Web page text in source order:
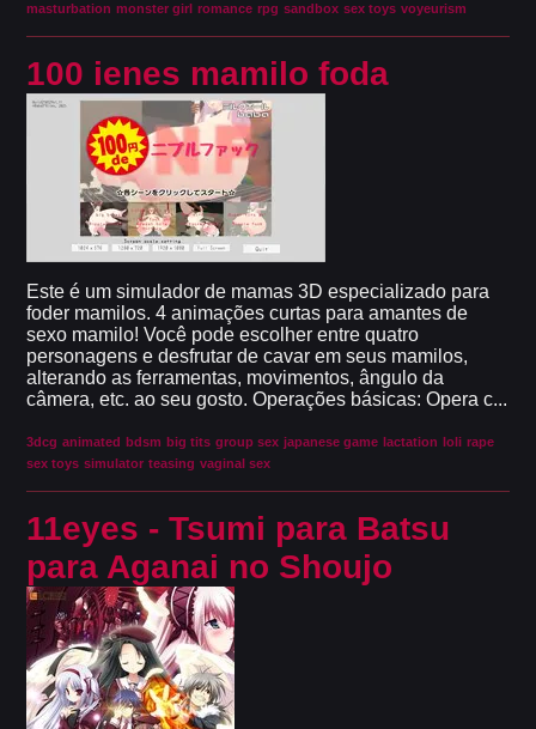
masturbation monster girl romance rpg sandbox sex toys voyeurism
100 ienes mamilo foda
Este é um simulador de mamas 3D especializado para
foder mamilos. 4 animações curtas para amantes de
sexo mamilo! Você pode escolher entre quatro
personagens e desfrutar de cavar em seus mamilos,
alterando as ferramentas, movimentos, ângulo da
câmera, etc. ao seu gosto. Operações básicas: Opera c...
3dcg animated bdsm big tits group sex japanese game lactation loli rape
sex toys simulator teasing vaginal sex
11eyes - Tsumi para Batsu
para Aganai no Shoujo